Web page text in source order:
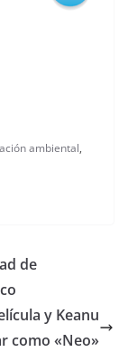
ambiental,
de
y Keanu
como «Neo»